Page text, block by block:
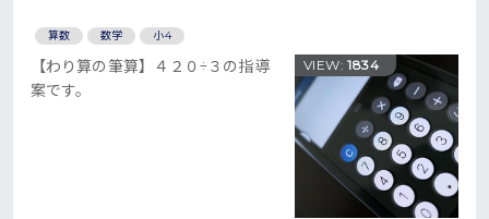
算数 数学 小4
【わり算の筆算】４２０÷３の指導
案です。
VIEW:1834